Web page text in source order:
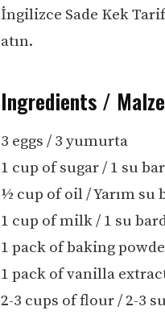
İngilizce Sade Kek
atın.
Ingredients /
3 eggs / 3 yumurta
1 cup of sugar / 1 su
½ cup of oil / Yarım su
1 cup of milk / 1 su
1 pack of baking
1 pack of vanilla
2-3 cups of flour / 2-3